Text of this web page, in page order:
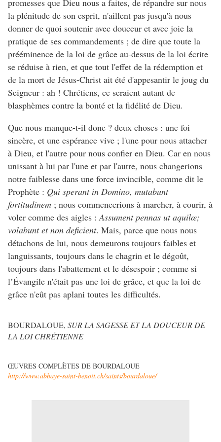
promesses que Dieu nous a faites, de répandre sur nous
la plénitude de son esprit, n'aillent pas jusqu'à nous
donner de quoi soutenir avec douceur et avec joie la
pratique de ses commandements ; de dire que toute la
prééminence de la loi de grâce au-dessus de la loi écrite
se réduise à rien, et que tout l'effet de la rédemption et
de la mort de Jésus-Christ ait été d'appesantir le joug du
Seigneur : ah ! Chrétiens, ce seraient autant de
blasphèmes contre la bonté et la fidélité de Dieu.
Que nous manque-t-il donc ? deux choses : une foi
sincère, et une espérance vive ; l'une pour nous attacher
à Dieu, et l'autre pour nous confier en Dieu. Car en nous
unissant à lui par l'une et par l'autre, nous changerions
notre faiblesse dans une force invincible, comme dit le
Prophète : Qui sperant in Domino, mutabunt
fortitudinem ; nous commencerions à marcher, à courir, à
voler comme des aigles :Assument pennas ut aquilœ;
volabunt et non deficient. Mais, parce que nous nous
détachons de lui, nous demeurons toujours faibles et
languissants, toujours dans le chagrin et le dégoût,
toujours dans l'abattement et le désespoir ; comme si
l’Évangile n'était pas une loi de grâce, et que la loi de
grâce n'eût pas aplani toutes les difficultés.
BOURDALOUE, SUR LA SAGESSE ET LA DOUCEUR DE
LA LOI CHRÉTIENNE
ŒUVRES COMPLÈTES DE BOURDALOUE
http://www.abbaye-saint-benoit.ch/saints/bourdaloue/